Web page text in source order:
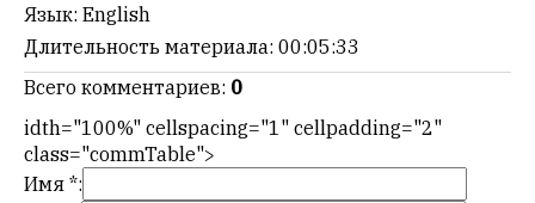
Язык: English
Длительность материала: 00:05:33
Всего комментариев: 0
idth="100%" cellspacing="1" cellpadding="2"
class="commTable">
Имя *: